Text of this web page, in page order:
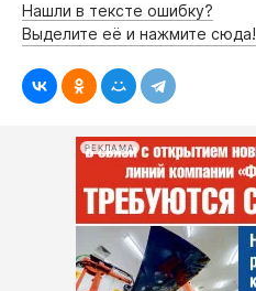
Нашли в тексте ошибку?
Выделите её и нажмите сюда!
РЕКЛАМА